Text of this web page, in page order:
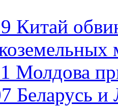
Китай
Молдова
Беларусь